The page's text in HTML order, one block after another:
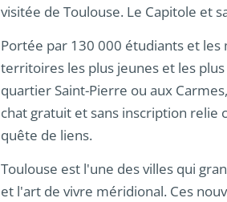
visitée de Toulouse. Le Capitole et
Portée par 130 000 étudiants et
territoires les plus jeunes et les
quartier Saint-Pierre ou aux
chat gratuit et sans inscription relie
quête de liens.
Toulouse est l'une des villes qui
et l'art de vivre méridional. Ces